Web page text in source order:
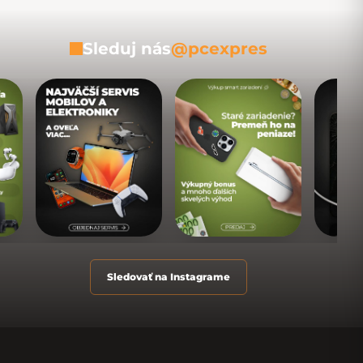
Sleduj nás@pcexpres
Sledovať na Instagrame